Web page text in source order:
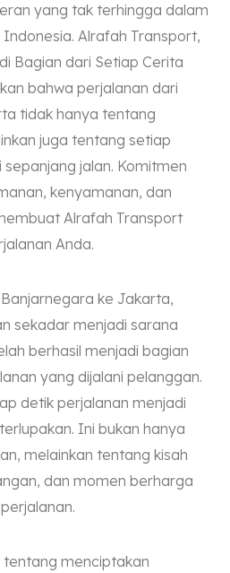
yang tak terhingga dalam
Alrafah Transport,
Bagian dari Setiap Cerita
bahwa perjalanan dari
tidak hanya tentang
juga tentang setiap
jalan. Komitmen
kenyamanan, dan
Alrafah Transport
Anda.
ke Jakarta,
sekadar menjadi sarana
berhasil menjadi bagian
yang dijalani pelanggan.
detik perjalanan menjadi
Ini bukan hanya
melainkan tentang kisah
dan momen berharga
menciptakan